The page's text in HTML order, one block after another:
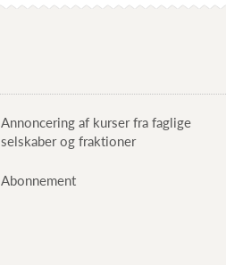
Annoncering af kurser fra faglige
selskaber og fraktioner
Abonnement